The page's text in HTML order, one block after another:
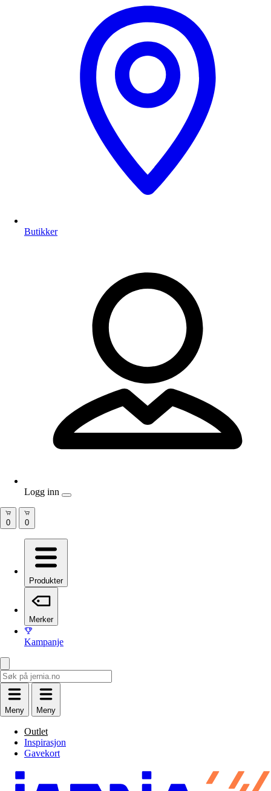
Butikker
Produkter
Merker
Kampanje
Meny Meny
Outlet
Inspirasjon
Gavekort